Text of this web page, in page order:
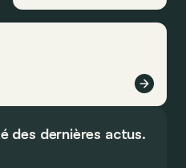
des dernières actus.